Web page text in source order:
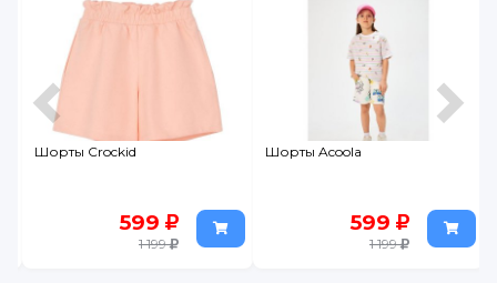
Шорты Crockid
599
1 199
Шорты Acoola
599
1 199